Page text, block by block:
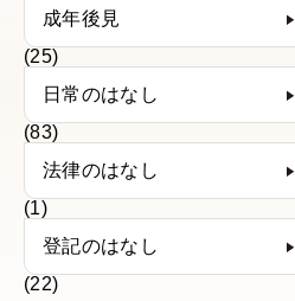
成年後見
(25)
日常のはなし
(83)
法律のはなし
(1)
登記のはなし
(22)